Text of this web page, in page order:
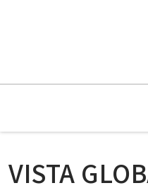
VISTA